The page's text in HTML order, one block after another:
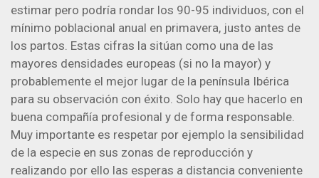
estimar pero podría rondar los 90-95 individuos, con el
mínimo poblacional anual en primavera, justo antes de
los partos. Estas cifras la sitúan como una de las
mayores densidades europeas (si no la mayor) y
probablemente el mejor lugar de la península Ibérica
para su observación con éxito. Solo hay que hacerlo en
buena compañía profesional y de forma responsable.
Muy importante es respetar por ejemplo la sensibilidad
de la especie en sus zonas de reproducción y
realizando por ello las esperas a distancia conveniente